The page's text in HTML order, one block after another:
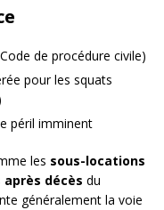
de procédure civile)
pour les squats
péril imminent
les sous-locations
décès du
généralement la voie